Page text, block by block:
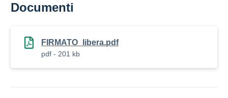
Documenti
FIRMATO_libera.pdf
pdf - 201 kb